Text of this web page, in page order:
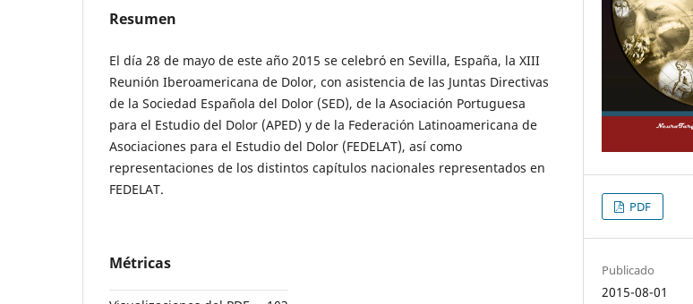
Resumen
El día 28 de mayo de este año 2015 se celebró en Sevilla, España, la XIII
Reunión Iberoamericana de Dolor, con asistencia de las Juntas Directivas
de la Sociedad Española del Dolor (SED), de la Asociación Portuguesa
para el Estudio del Dolor (APED) y de la Federación Latinoamericana de
Asociaciones para el Estudio del Dolor (FEDELAT), así como
representaciones de los distintos capítulos nacionales representados en
FEDELAT.
Métricas
PDF
Publicado
2015-08-01